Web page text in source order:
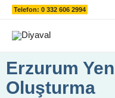
İçeriğeTelefon: 0 332 606 2994
Erzurum
Oluşturma